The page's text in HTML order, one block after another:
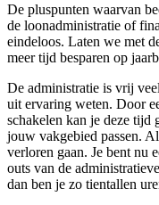
De pluspunten waarvan
de loonadministratie of
eindeloos. Laten we met
meer tijd besparen op
De administratie is vrij
uit ervaring weten. Door
schakelen kan je deze tijd
jouw vakgebied passen.
verloren gaan. Je bent nu
outs van de
dan ben je zo tientallen